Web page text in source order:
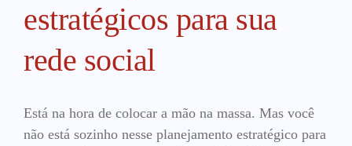
estratégicos para sua
rede social
Está na hora de colocar a mão na massa. Mas você
não está sozinho nesse planejamento estratégico para